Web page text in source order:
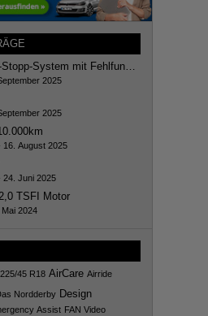
System mit Fehlfunktionen
2025
2025
16. August 2025
24. Juni 2025
TSFI Motor
2024
225/45 R18 AirCare Airride
Nordderby Design
Assist FAN Video